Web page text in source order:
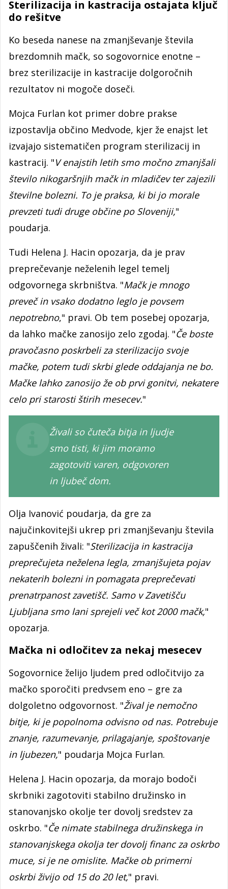
Sterilizacija in kastracija ostajata ključ
do rešitve
Ko beseda nanese na zmanjševanje števila
brezdomnih mačk, so sogovornice enotne –
brez sterilizacije in kastracije dolgoročnih
rezultatov ni mogoče doseči.
Mojca Furlan kot primer dobre prakse
izpostavlja občino Medvode, kjer že enajst let
izvajajo sistematičen program sterilizacij in
kastracij. "V enajstih letih smo močno zmanjšali
število nikogaršnjih mačk in mladičev ter zajezili
številne bolezni. To je praksa, ki bi jo morale
prevzeti tudi druge občine po Sloveniji,"
poudarja.
Tudi Helena J. Hacin opozarja, da je prav
preprečevanje neželenih legel temelj
odgovornega skrbništva. "Mačk je mnogo
preveč in vsako dodatno leglo je povsem
nepotrebno," pravi. Ob tem posebej opozarja,
da lahko mačke zanosijo zelo zgodaj. "Če boste
pravočasno poskrbeli za sterilizacijo svoje
mačke, potem tudi skrbi glede oddajanja ne bo.
Mačke lahko zanosijo že ob prvi gonitvi, nekatere
celo pri starosti štirih mesecev."
Živali so čuteča bitja in ljudje
smo tisti, ki jim moramo
zagotoviti varen, odgovoren
in ljubeč dom.
Olja Ivanović poudarja, da gre za
najučinkovitejši ukrep pri zmanjševanju števila
zapuščenih živali: "Sterilizacija in kastracija
preprečujeta neželena legla, zmanjšujeta pojav
nekaterih bolezni in pomagata preprečevati
prenatrpanost zavetišč. Samo v Zavetišču
Ljubljana smo lani sprejeli več kot 2000 mačk,"
opozarja.
Mačka ni odločitev za nekaj mesecev
Sogovornice želijo ljudem pred odločitvijo za
mačko sporočiti predvsem eno – gre za
dolgoletno odgovornost. "Žival je nemočno
bitje, ki je popolnoma odvisno od nas. Potrebuje
znanje, razumevanje, prilagajanje, spoštovanje
in ljubezen," poudarja Mojca Furlan.
Helena J. Hacin opozarja, da morajo bodoči
skrbniki zagotoviti stabilno družinsko in
stanovanjsko okolje ter dovolj sredstev za
oskrbo. "Če nimate stabilnega družinskega in
stanovanjskega okolja ter dovolj financ za oskrbo
muce, si je ne omislite. Mačke ob primerni
oskrbi živijo od 15 do 20 let," pravi.